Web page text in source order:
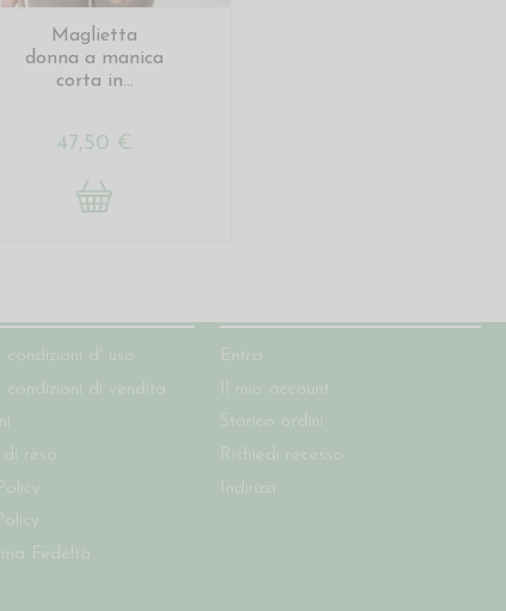
Maglietta
donna a manica
corta in...
47,50 €
condizioni d' uso
condizioni di vendita
di reso
Fedeltà
Entra
Il mio account
Storico ordini
Richiedi recesso
Indirizzi